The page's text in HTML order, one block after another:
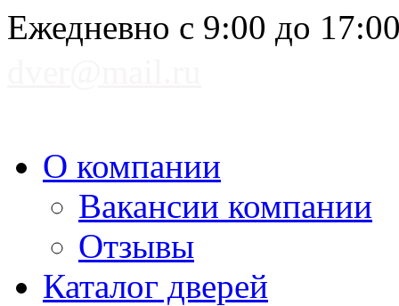
Ежедневно с 9:00 до
О компании
Вакансии компании
Отзывы
Каталог дверей